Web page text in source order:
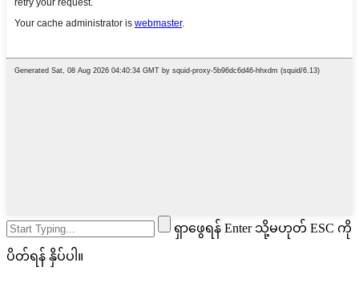
ရှာဖွေရန် Enter သို့မဟုတ် ESC ကို
ပိတ်ရန် နှိပ်ပါ။